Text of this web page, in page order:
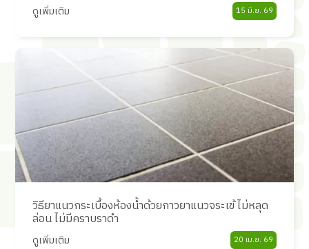
ดูเพิ่มเติม 15 มิ.ย. 69
วิธียาแนวกระเบื้องห้องน้ำด้วยกาวยาแนวจระเข้ ไม่หลุด
ล่อน ไม่มีคราบราดำ
ดูเพิ่มเติม 20 เม.ย. 69